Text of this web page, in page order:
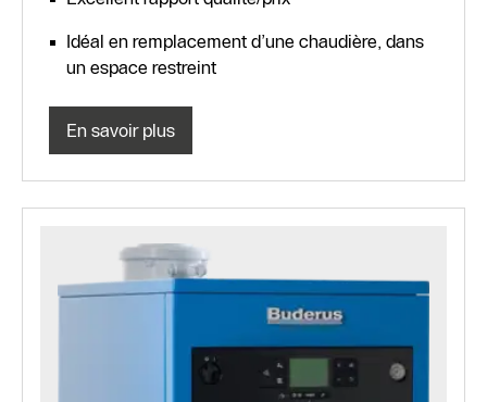
Idéal en remplacement d’une chaudière, dans
un espace restreint
En savoir plus